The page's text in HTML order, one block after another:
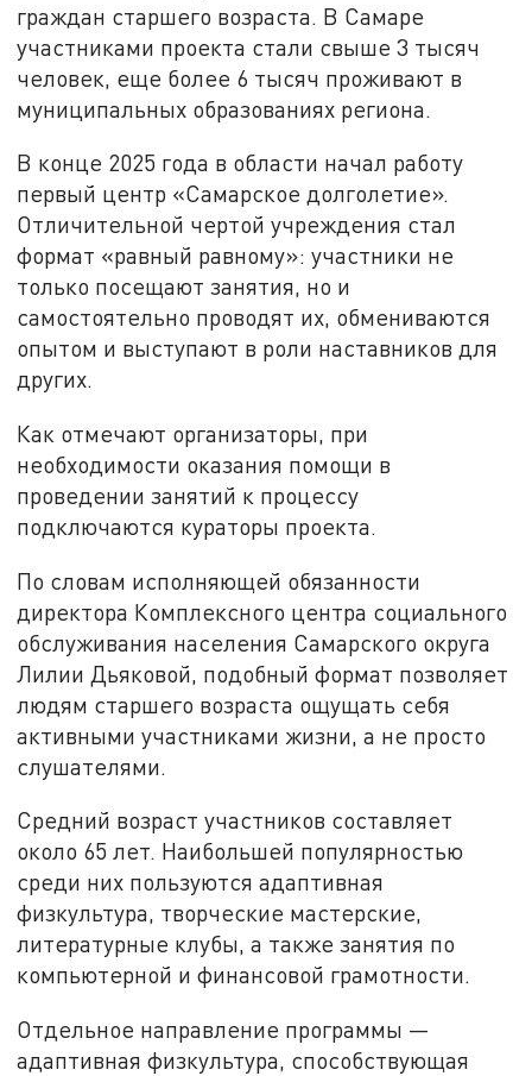
граждан старшего возраста. В Самаре
участниками проекта стали свыше 3 тысяч
человек, еще более 6 тысяч проживают в
муниципальных образованиях региона.
В конце 2025 года в области начал работу
первый центр «Самарское долголетие».
Отличительной чертой учреждения стал
формат «равный равному»: участники не
только посещают занятия, но и
самостоятельно проводят их, обмениваются
опытом и выступают в роли наставников для
других.
Как отмечают организаторы, при
необходимости оказания помощи в
проведении занятий к процессу
подключаются кураторы проекта.
По словам исполняющей обязанности
директора Комплексного центра социального
обслуживания населения Самарского округа
Лилии Дьяковой, подобный формат позволяет
людям старшего возраста ощущать себя
активными участниками жизни, а не просто
слушателями.
Средний возраст участников составляет
около 65 лет. Наибольшей популярностью
среди них пользуются адаптивная
физкультура, творческие мастерские,
литературные клубы, а также занятия по
компьютерной и финансовой грамотности.
Отдельное направление программы —
адаптивная физкультура, способствующая